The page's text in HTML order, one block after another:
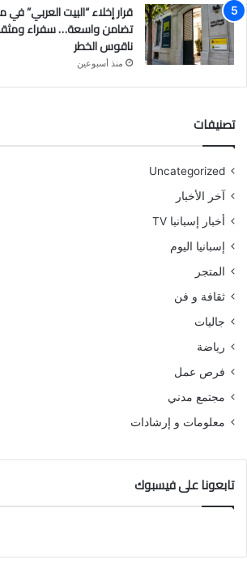
قرار إخلاء “البيت العربي”
تضامن واسعة… سفراء
ناقوس الخطر
منذ أسبوعين
تصنيفات
Uncategorized
آخر الأخبار
أخبار إسبانبا TV
إسبانيا اليوم
المتجر
ثقافة و فن
جاليات
رياضة
فرص عمل
مجتمع مدني
معلومات و إرشادات
تابعونا على فيسبوك